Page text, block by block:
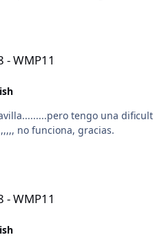
- WMP11
tengo una dificultad no
no funciona, gracias.
- WMP11